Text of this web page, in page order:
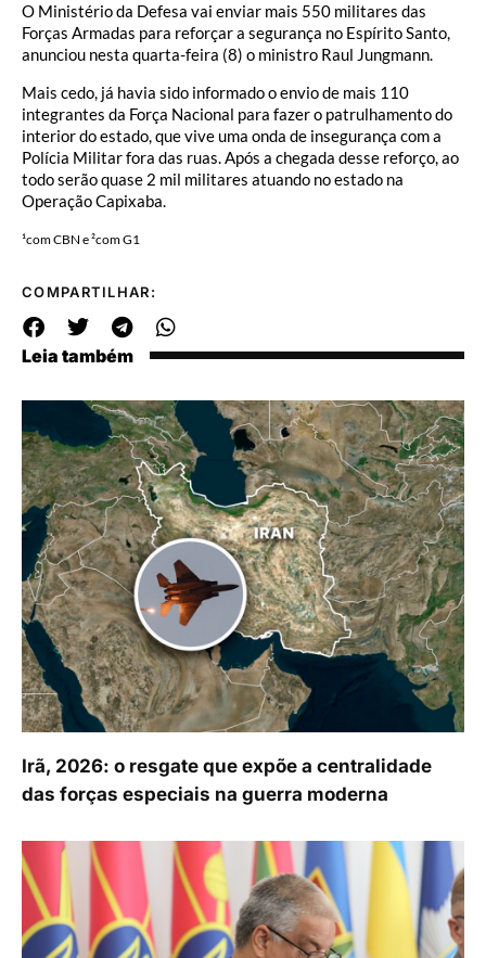
O Ministério da Defesa vai enviar mais 550 militares das
Forças Armadas para reforçar a segurança no Espírito Santo,
anunciou nesta quarta-feira (8) o ministro Raul Jungmann.
Mais cedo, já havia sido informado o envio de mais 110
integrantes da Força Nacional para fazer o patrulhamento do
interior do estado, que vive uma onda de insegurança com a
Polícia Militar fora das ruas. Após a chegada desse reforço, ao
todo serão quase 2 mil militares atuando no estado na
Operação Capixaba.
¹com CBN e ²com G1
COMPARTILHAR:
Leia também
Irã, 2026: o resgate que expõe a centralidade
das forças especiais na guerra moderna